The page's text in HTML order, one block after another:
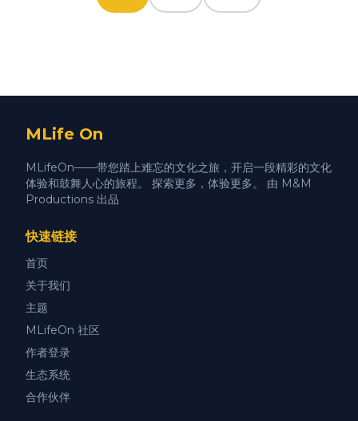
MLife On
MLifeOn——带您踏上难忘的文化之旅，开启一段精彩的文化
体验和鼓舞人心的旅程。 探索更多，体验更多。 由 M&M
Productions 出品
快速链接
首页
关于我们
主题
MLifeOn 社区
作者登录
生态系统
合作伙伴